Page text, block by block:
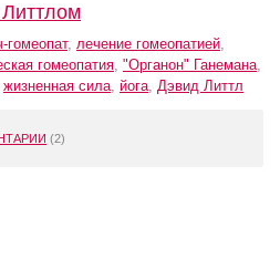
гомеопат, лечение гомеопатией,
гомеопатия, "Органон" Ганемана,
жизненная сила, йога, Дэвид Литтл
(2)